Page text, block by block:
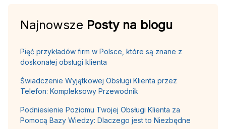
Najnowsze Posty na blogu
Pięć przykładów firm w Polsce, które są znane z
doskonałej obsługi klienta
Świadczenie Wyjątkowej Obsługi Klienta przez
Telefon: Kompleksowy Przewodnik
Podniesienie Poziomu Twojej Obsługi Klienta za
Pomocą Bazy Wiedzy: Dlaczego jest to Niezbędne